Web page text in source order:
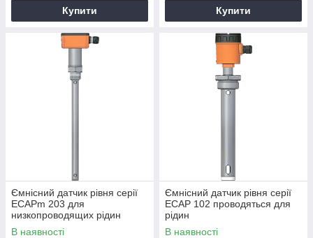
Купити Купити
Ємнісний датчик рівня серії
ECAPm 203 для
низкопроводящих рідин
В наявності
Ємнісний датчик рівня серії
ECAP 102 проводяться для
рідин
В наявності